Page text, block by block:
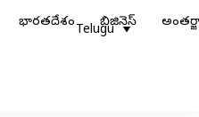
భారతదేశం బిజినెస్
Telugu